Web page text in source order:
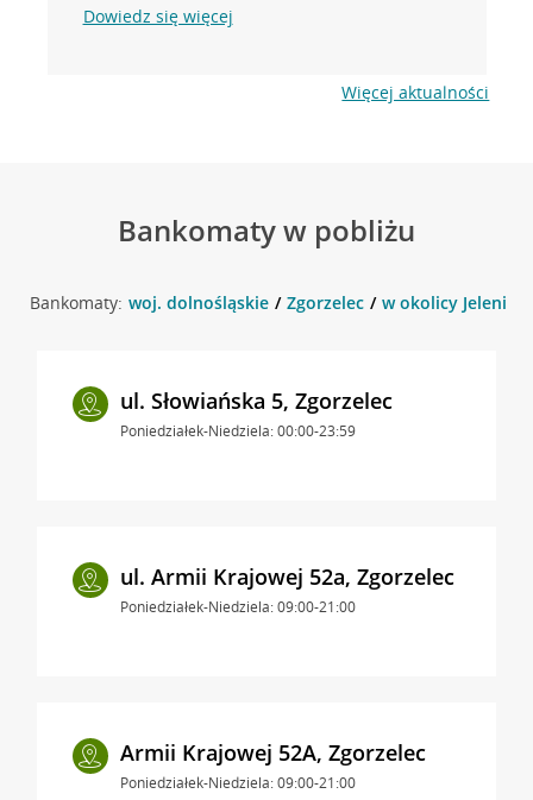
Dowiedz się więcej
Więcej aktualności
Bankomaty w pobliżu
Bankomaty: woj. dolnośląskie Zgorzelec w okolicy
ul. Słowiańska 5, Zgorzelec
Poniedziałek-Niedziela: 00:00-23:59
ul. Armii Krajowej 52a, Zgorzelec
Poniedziałek-Niedziela: 09:00-21:00
Armii Krajowej 52A, Zgorzelec
Poniedziałek-Niedziela: 09:00-21:00